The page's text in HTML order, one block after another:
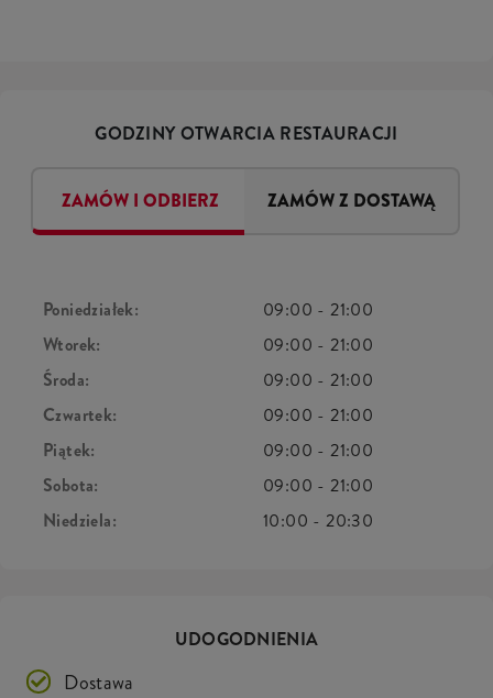
GODZINY OTWARCIA RESTAURACJI
ZAMÓW I ODBIERZ ZAMÓW Z DOSTAWĄ
Poniedziałek: 09:00 -21:00
Wtorek:
09:00 -21:00
Środa:
09:00 -21:00
Czwartek:
09:00 -21:00
Piątek:
09:00 -21:00
Sobota:
09:00 -21:00
Niedziela:
10:00 -20:30
UDOGODNIENIA
Dostawa